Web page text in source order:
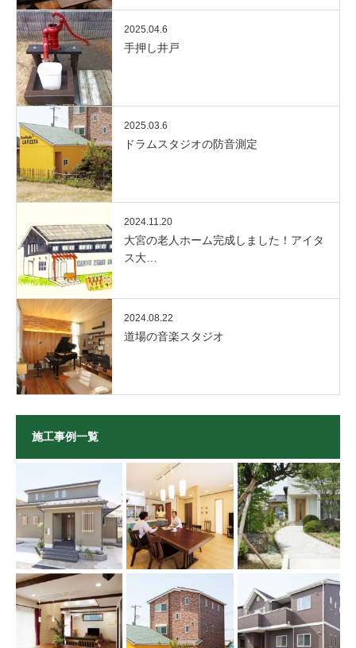
2025.04.6
手押し井戸
2025.03.6
ドラムスタジオの防音測定
2024.11.20
大宮の老人ホーム完成しました！アイタ
ス大…
2024.08.22
道場の音楽スタジオ
施工事例一覧